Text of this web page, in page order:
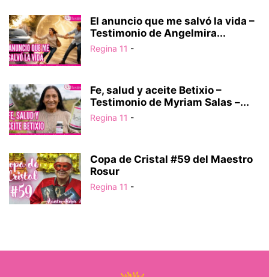
El anuncio que me salvó la vida –
Testimonio de Angelmira...
Regina 11 -
Fe, salud y aceite Betixio –
Testimonio de Myriam Salas –...
Regina 11 -
Copa de Cristal #59 del Maestro
Rosur
Regina 11 -